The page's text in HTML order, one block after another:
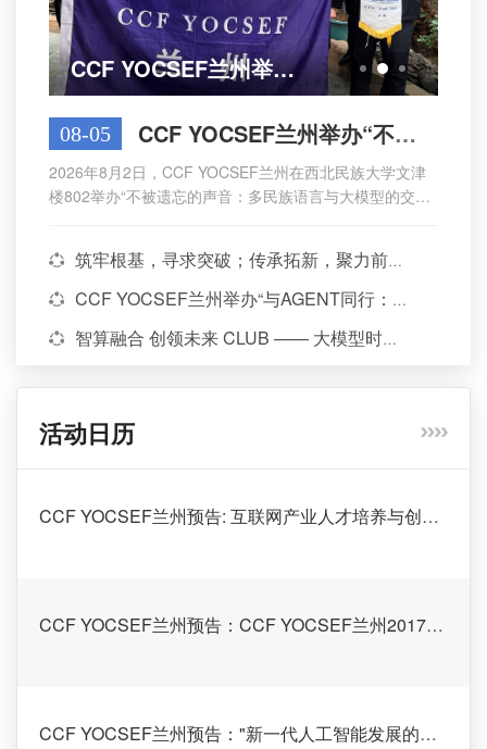
CCF YOCSEF兰州举办2023-2024年度选题讨论Club活动
08-05 CCF YOCSEF兰州举办“不被遗忘的声音：多民族语言与大模型的交汇之路”...
2026年8月2日，CCF YOCSEF兰州在西北民族大学文津
楼802举办“不被遗忘的声音：多民族语言与大模型的交汇
青（西北...
筑牢根基，寻求突破；传承拓新，聚力前行 | CCF YOCSEF兰州召开第十四届学术委员会第一次会议
CCF YOCSEF兰州举办“与AGENT同行：AI时代计算机类课程教师的蝶变与重塑”观点论坛
智算融合 创领未来 CLUB —— 大模型时代人工智能与算力创新应用研讨会
活动日历
CCF YOCSEF兰州预告: 互联网产业人才培养与创新教育发展
CCF YOCSEF兰州预告：CCF YOCSEF兰州2017-2018年度换届大会
CCF YOCSEF兰州预告："新一代人工智能发展的机遇与挑战"报告会